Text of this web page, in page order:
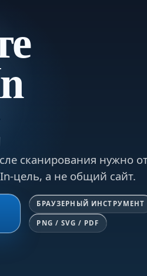
сканирования нужно
цель, а не общий сайт.
БРАУЗЕРНЫЙ ИНСТРУМЕНТ
PNG / SVG / PDF